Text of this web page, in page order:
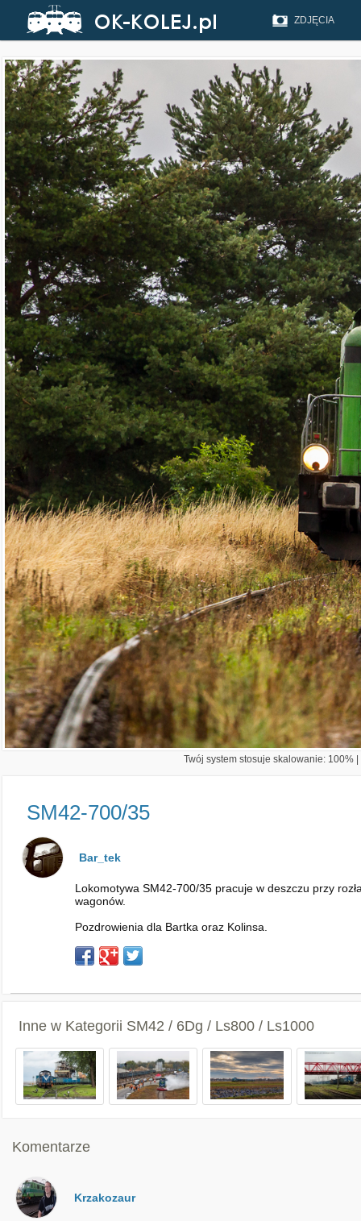
ZDJĘCIA
Twój system stosuje skalowanie: 100%
SM42-700/35
Bar_tek
Lokomotywa SM42-700/35 pracuje w deszczu przy
wagonów.
Pozdrowienia dla Bartka oraz Kolinsa.
Inne w Kategorii SM42 / 6Dg / Ls800 / Ls1000
Komentarze
Krzakozaur